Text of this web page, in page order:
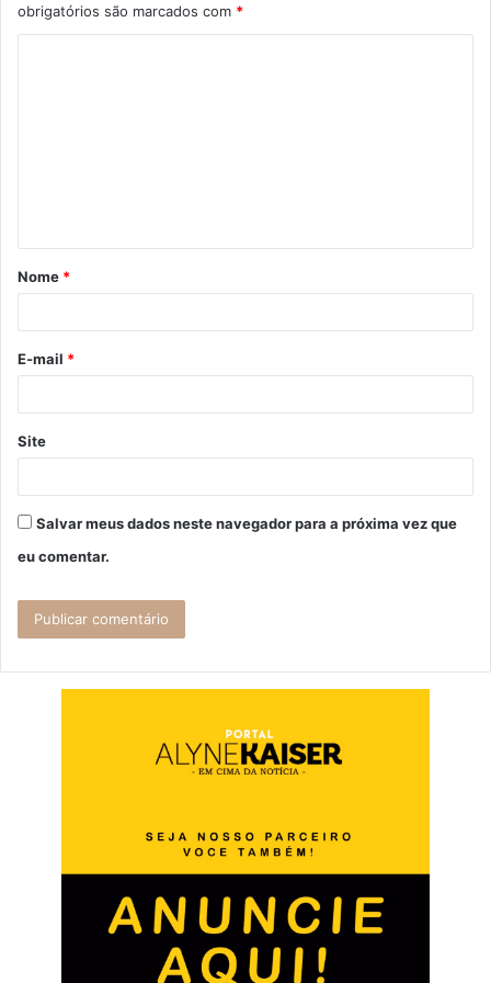
obrigatórios são marcados com *
á
r
*
Nome *
E-mail *
Site
Salvar meus dados neste navegador para a próxima vez que
eu comentar.